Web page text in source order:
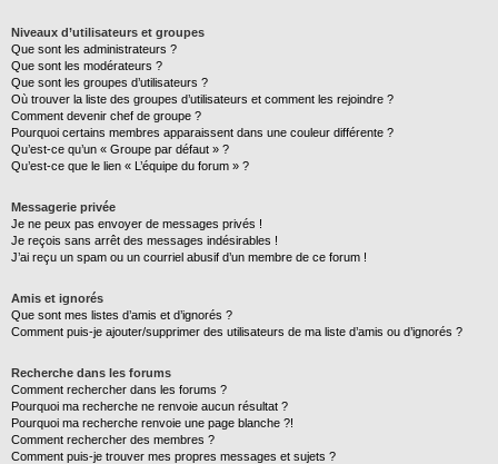
Niveaux d’utilisateurs et groupes
Que sont les administrateurs ?
Que sont les modérateurs ?
Que sont les groupes d’utilisateurs ?
Où trouver la liste des groupes d’utilisateurs et comment les rejoindre ?
Comment devenir chef de groupe ?
Pourquoi certains membres apparaissent dans une couleur différente ?
Qu’est-ce qu’un « Groupe par défaut » ?
Qu’est-ce que le lien « L’équipe du forum » ?
Messagerie privée
Je ne peux pas envoyer de messages privés !
Je reçois sans arrêt des messages indésirables !
J’ai reçu un spam ou un courriel abusif d’un membre de ce forum !
Amis et ignorés
Que sont mes listes d’amis et d’ignorés ?
Comment puis-je ajouter/supprimer des utilisateurs de ma liste d’amis ou d’ignorés ?
Recherche dans les forums
Comment rechercher dans les forums ?
Pourquoi ma recherche ne renvoie aucun résultat ?
Pourquoi ma recherche renvoie une page blanche ?!
Comment rechercher des membres ?
Comment puis-je trouver mes propres messages et sujets ?